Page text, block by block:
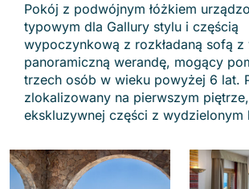
Pokój z podwójnym łóżkiem
typowym dla Gallury stylu i częścią
wypoczynkową z rozkładaną sofą z
panoramiczną werandę, mogący
trzech osób w wieku powyżej 6 lat.
zlokalizowany na pierwszym
ekskluzywnej części z wydzielonym